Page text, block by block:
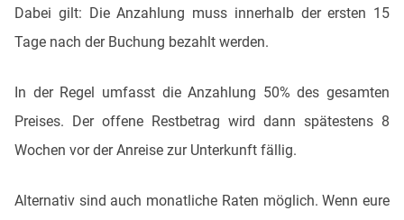
Dabei gilt: Die Anzahlung muss innerhalb der ersten 15
Tage nach der Buchung bezahlt werden.
In der Regel umfasst die Anzahlung 50% des gesamten
Preises. Der offene Restbetrag wird dann spätestens 8
Wochen vor der Anreise zur Unterkunft fällig.
Alternativ sind auch monatliche Raten möglich. Wenn eure